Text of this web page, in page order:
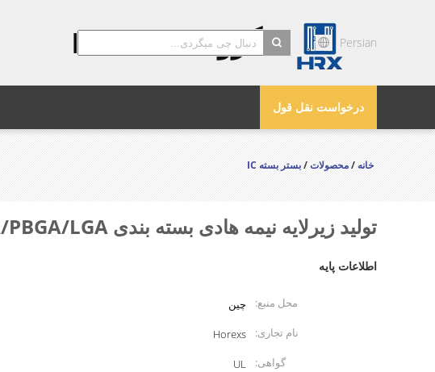
گروه HOREXS Persian
درخواست نقل قول
خانه/محصولات/بستر بسته IC
تولید زیرلایه نیمه هادی بسته بندی FBGA/PBGA/LGA
اطلاعات پایه
محل منبع:
چین
نام تجاری:
Horexs
گواهی:
UL